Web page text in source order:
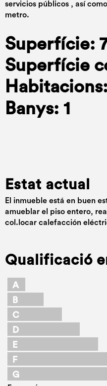
servicios públicos , así
metro.
Superfície:
Superfície
Banys: 1
Estat actual
El inmueble está en buen
amueblar el piso entero,
col.locar calefacción
Qualificació
A
B
C
D
E
F
G